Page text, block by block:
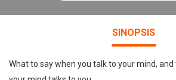
SINOPSIS
What to say when you talk to your mind,